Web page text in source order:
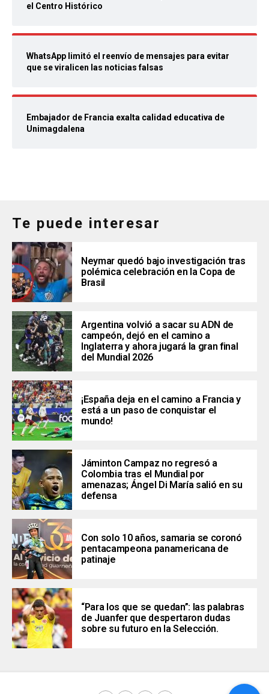
el Centro Histórico
WhatsApp limitó el reenvío de mensajes para evitar
que se viralicen las noticias falsas
Embajador de Francia exalta calidad educativa de
Unimagdalena
Te puede interesar
Neymar quedó bajo investigación tras
polémica celebración en la Copa de
Brasil
Argentina volvió a sacar su ADN de
campeón, dejó en el camino a
Inglaterra y ahora jugará la gran final
del Mundial 2026
¡España deja en el camino a Francia y
está a un paso de conquistar el
mundo!
Jáminton Campaz no regresó a
Colombia tras el Mundial por
amenazas; Ángel Di María salió en su
defensa
Con solo 10 años, samaria se coronó
pentacampeona panamericana de
patinaje
“Para los que se quedan”: las palabras
de Juanfer que despertaron dudas
sobre su futuro en la Selección.